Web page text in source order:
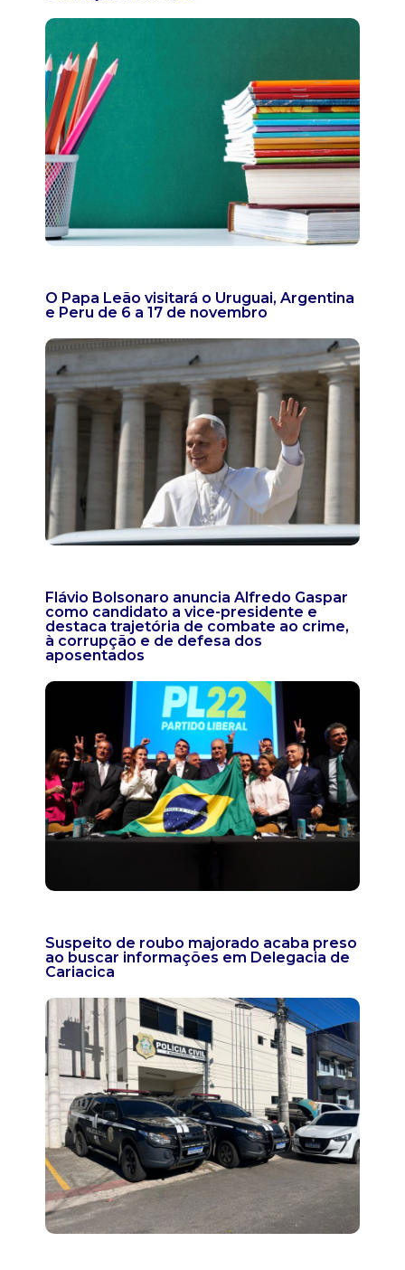
O Papa Leão visitará o Uruguai, Argentina
e Peru de 6 a 17 de novembro
Flávio Bolsonaro anuncia Alfredo Gaspar
como candidato a vice-presidente e
destaca trajetória de combate ao crime,
à corrupção e de defesa dos
aposentados
Suspeito de roubo majorado acaba preso
ao buscar informações em Delegacia de
Cariacica